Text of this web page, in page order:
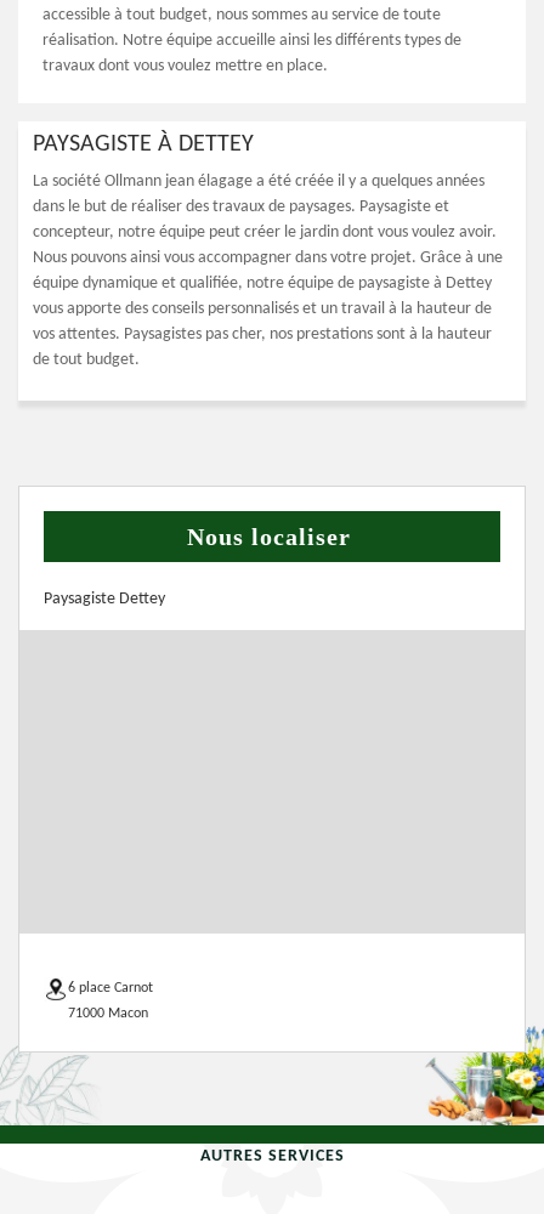
accessible à tout budget, nous sommes au service de toute
réalisation. Notre équipe accueille ainsi les différents types de
travaux dont vous voulez mettre en place.
PAYSAGISTE À DETTEY
La société Ollmann jean élagage a été créée il y a quelques années
dans le but de réaliser des travaux de paysages. Paysagiste et
concepteur, notre équipe peut créer le jardin dont vous voulez avoir.
Nous pouvons ainsi vous accompagner dans votre projet. Grâce à une
équipe dynamique et qualifiée, notre équipe de paysagiste à Dettey
vous apporte des conseils personnalisés et un travail à la hauteur de
vos attentes. Paysagistes pas cher, nos prestations sont à la hauteur
de tout budget.
Nous localiser
Paysagiste Dettey
6 place Carnot
71000 Macon
AUTRES SERVICES